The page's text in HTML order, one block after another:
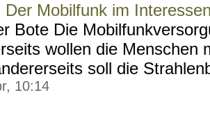
Der Mobilfunk im
Bote Die
wollen die Menschen
soll die
10:14